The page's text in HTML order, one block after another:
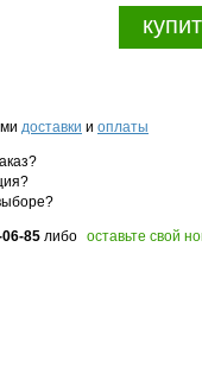
доставки и оплаты
85 либо оставьте свой